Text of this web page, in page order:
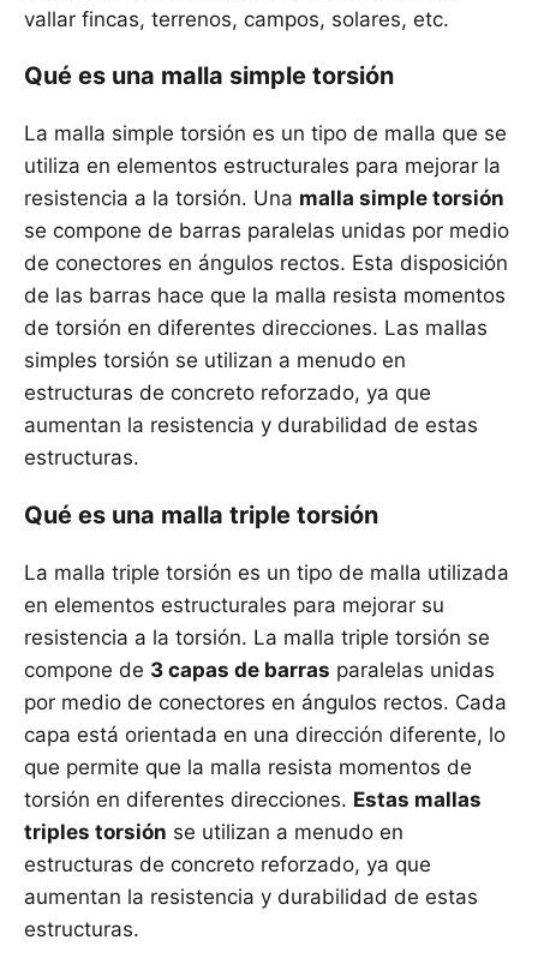
vallar fincas, terrenos, campos, solares, etc.
Qué es una malla simple torsión
La malla simple torsión es un tipo de malla que se
utiliza en elementos estructurales para mejorar la
resistencia a la torsión. Una malla simple torsión
se compone de barras paralelas unidas por medio
de conectores en ángulos rectos. Esta disposición
de las barras hace que la malla resista momentos
de torsión en diferentes direcciones. Las mallas
simples torsión se utilizan a menudo en
estructuras de concreto reforzado, ya que
aumentan la resistencia y durabilidad de estas
estructuras.
Qué es una malla triple torsión
La malla triple torsión es un tipo de malla utilizada
en elementos estructurales para mejorar su
resistencia a la torsión. La malla triple torsión se
compone de 3 capas de barras paralelas unidas
por medio de conectores en ángulos rectos. Cada
capa está orientada en una dirección diferente, lo
que permite que la malla resista momentos de
torsión en diferentes direcciones. Estas mallas
triples torsión se utilizan a menudo en
estructuras de concreto reforzado, ya que
aumentan la resistencia y durabilidad de estas
estructuras.